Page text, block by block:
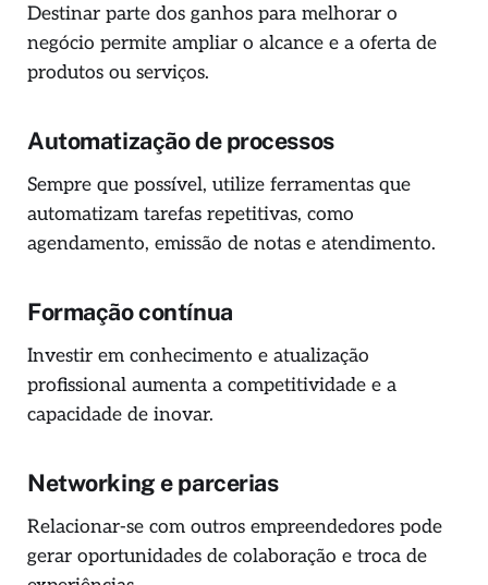
Destinar parte dos ganhos para melhorar o
negócio permite ampliar o alcance e a oferta de
produtos ou serviços.
Automatização de processos
Sempre que possível, utilize ferramentas que
automatizam tarefas repetitivas, como
agendamento, emissão de notas e atendimento.
Formação contínua
Investir em conhecimento e atualização
profissional aumenta a competitividade e a
capacidade de inovar.
Networking e parcerias
Relacionar-se com outros empreendedores pode
gerar oportunidades de colaboração e troca de